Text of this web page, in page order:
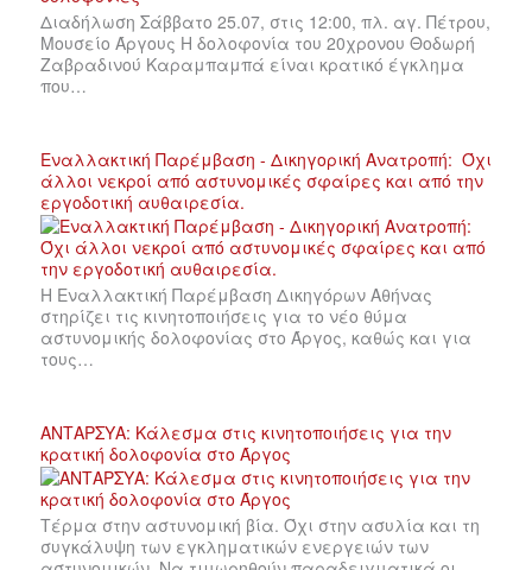
Διαδήλωση Σάββατο 25.07, στις 12:00, πλ. αγ. Πέτρου,
Μουσείο Άργους Η δολοφονία του 20χρονου Θοδωρή
Ζαβραδινού Καραμπαμπά είναι κρατικό έγκλημα
που…
Εναλλακτική Παρέμβαση - Δικηγορική Ανατροπή: Όχι
άλλοι νεκροί από αστυνομικές σφαίρες και από την
εργοδοτική αυθαιρεσία.
Η Εναλλακτική Παρέμβαση Δικηγόρων Αθήνας
στηρίζει τις κινητοποιήσεις για το νέο θύμα
αστυνομικής δολοφονίας στο Άργος, καθώς και για
τους…
ΑΝΤΑΡΣΥΑ: Κάλεσμα στις κινητοποιήσεις για την
κρατική δολοφονία στο Άργος
Τέρμα στην αστυνομική βία. Όχι στην ασυλία και τη
συγκάλυψη των εγκληματικών ενεργειών των